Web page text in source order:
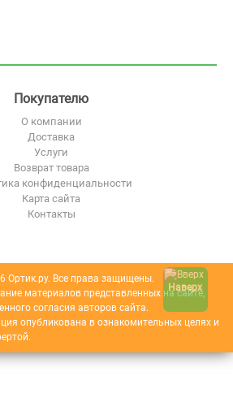
Покупателю
О компании
Доставка
Услуги
Возврат товара
конфиденциальности
Карта сайта
Контакты
Ортик.ру. Все права защищены.
материалов представленных на сайте,
согласия авторов сайта.
опубликована в ознакомительных целях и
Наверх